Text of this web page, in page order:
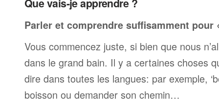
Que vais-je apprendre ?
Parler et comprendre suffisamment pour
Vous commencez juste, si bien que nous
dans le grand bain. Il y a certaines choses
dire dans toutes les langues: par exemple,
boisson ou demander son chemin…